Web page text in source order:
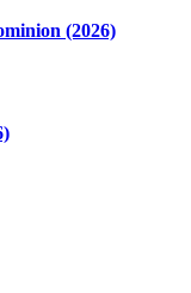
(2026)